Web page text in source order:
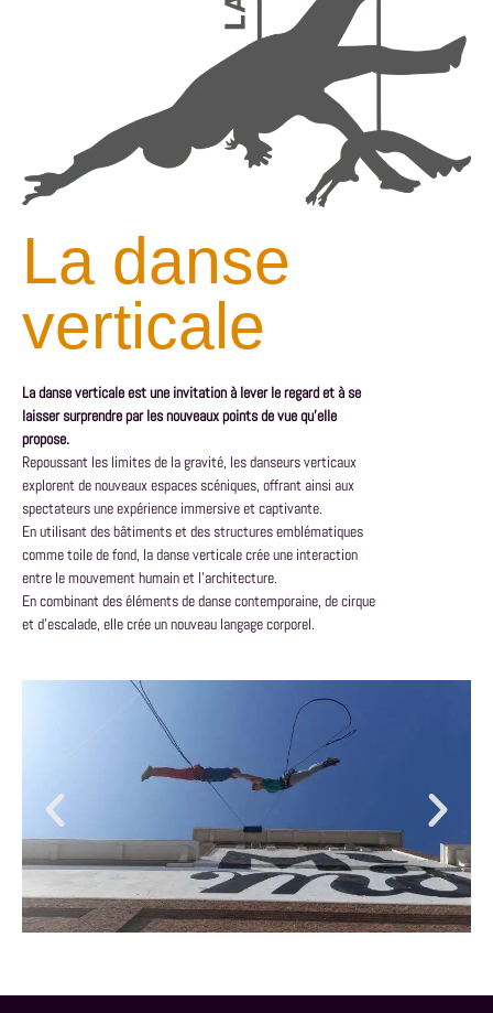
La danse
verticale
La danse verticale est une invitation à lever le regard et à se
laisser surprendre par les nouveaux points de vue qu’elle
propose.
Repoussant les limites de la gravité, les danseurs verticaux
explorent de nouveaux espaces scéniques, offrant ainsi aux
spectateurs une expérience immersive et captivante.
En utilisant des bâtiments et des structures emblématiques
comme toile de fond, la danse verticale crée une interaction
entre le mouvement humain et l’architecture.
En combinant des éléments de danse contemporaine, de cirque
et d’escalade, elle crée un nouveau langage corporel.